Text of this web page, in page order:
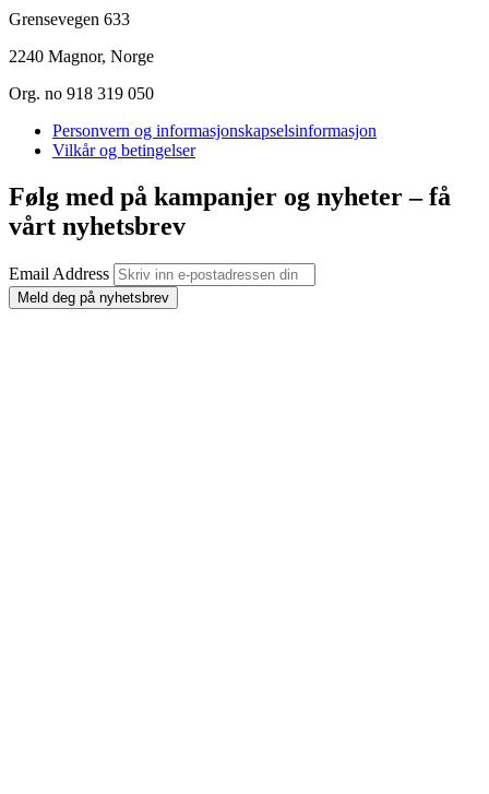
Grensevegen 633
2240 Magnor, Norge
Org. no 918 319 050
Personvern og informasjonskapselsinformasjon
Vilkår og betingelser
Følg med på kampanjer og nyheter – få
vårt nyhetsbrev
Email Address
Meld deg på nyhetsbrev